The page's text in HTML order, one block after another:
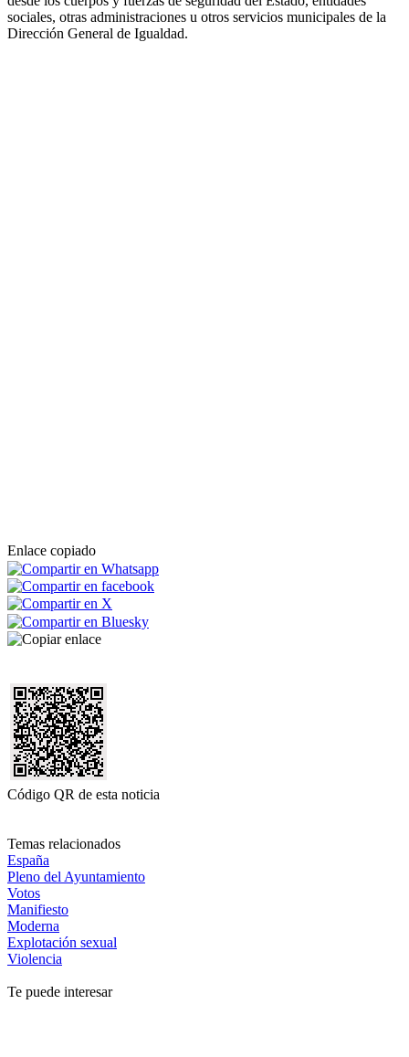
sociales, otras administraciones u otros servicios municipales de la
Dirección General de Igualdad.
Enlace copiado
Código QR de esta noticia
Temas relacionados
España
Pleno del Ayuntamiento
Votos
Manifiesto
Moderna
Explotación sexual
Violencia
Te puede interesar